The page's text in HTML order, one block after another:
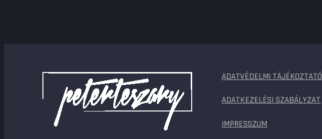
ADATVÉDELMI TÁJÉKOZTATÓ
ADATKEZELÉSI SZABÁLYZAT
IMPRESSZUM